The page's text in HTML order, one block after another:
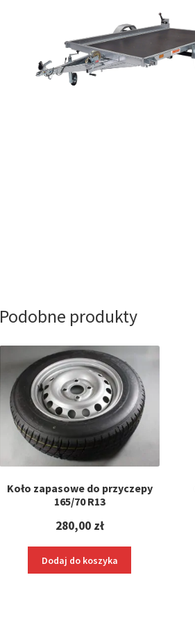
Podobne produkty
Koło zapasowe do przyczepy
165/70 R13
280,00 zł
Dodaj do koszyka